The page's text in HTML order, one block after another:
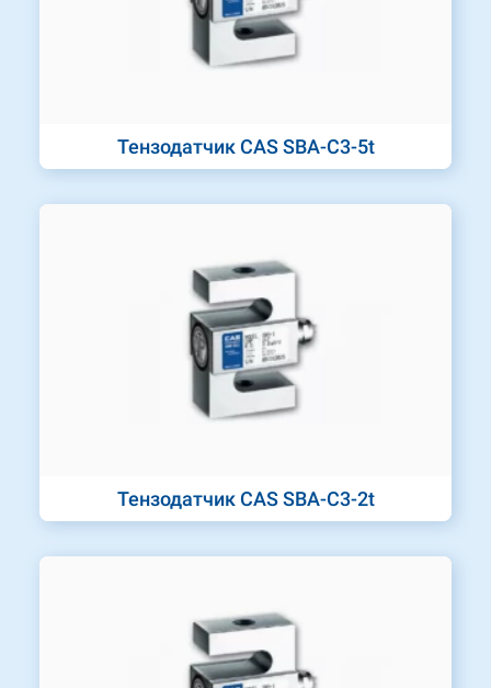
Тензодатчик CAS SBA-C3-5t
Тензодатчик CAS SBA-C3-2t